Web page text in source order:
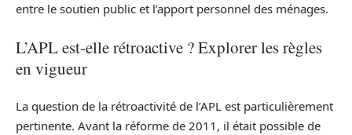
entre le soutien public et l’apport personnel des ménages.
L’APL est-elle rétroactive ? Explorer les règles
en vigueur
La question de la rétroactivité de l’APL est particulièrement
pertinente. Avant la réforme de 2011, il était possible de